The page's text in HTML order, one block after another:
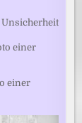
einer